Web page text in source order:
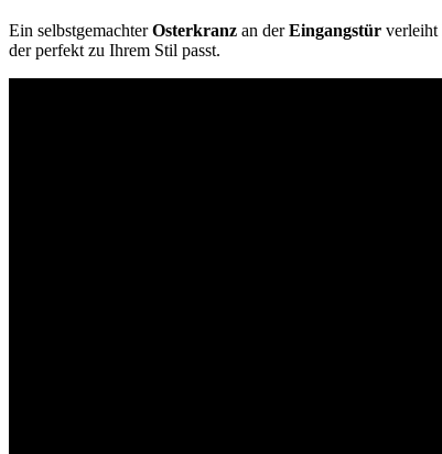
Ein selbstgemachterOsterkranz an derEingangstür verleiht
der perfekt zu Ihrem Stil passt.